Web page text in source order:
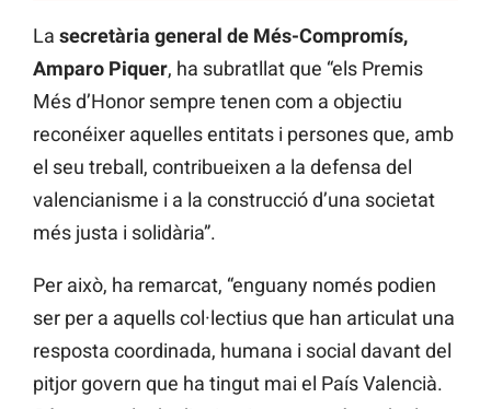
La secretària general de Més-Compromís,
Amparo Piquer, ha subratllat que “els Premis
Més d’Honor sempre tenen com a objectiu
reconéixer aquelles entitats i persones que, amb
el seu treball, contribueixen a la defensa del
valencianisme i a la construcció d’una societat
més justa i solidària”.
Per això, ha remarcat, “enguany només podien
ser per a aquells col·lectius que han articulat una
resposta coordinada, humana i social davant del
pitjor govern que ha tingut mai el País Valencià.